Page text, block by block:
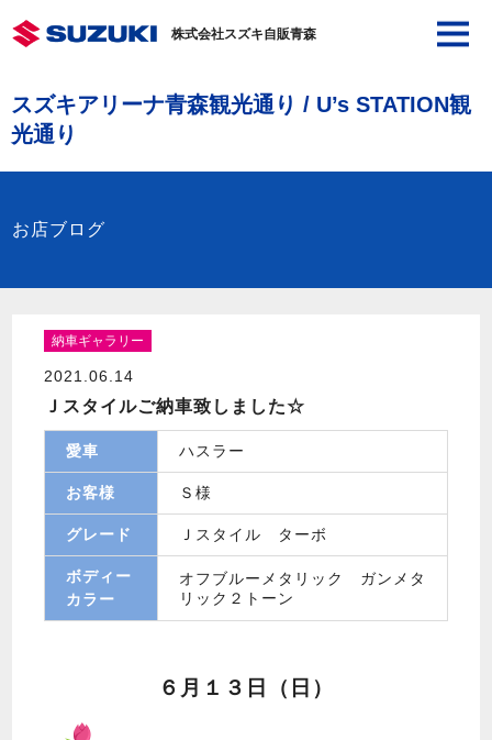
株式会社スズキ自販青森
スズキアリーナ青森観光通り / U’s STATION観
光通り
お店ブログ
納車ギャラリー
2021.06.14
Ｊスタイルご納車致しました☆
愛車 ハスラー
お客様 Ｓ様
グレード Ｊスタイル ターボ
ボディー
カラー
オフブルーメタリック ガンメタ
リック２トーン
６月１３日（日）